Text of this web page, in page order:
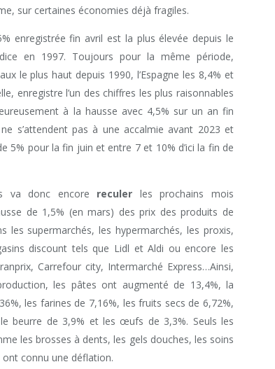
sur certaines économies déjà fragiles.
enregistrée fin avril est la plus élevée depuis le
en 1997. Toujours pour la même période,
le plus haut depuis 1990, l’Espagne les 8,4% et
enregistre l’un des chiffres les plus raisonnables
à la hausse avec 4,5% sur un an fin
s’attendent pas à une accalmie avant 2023 et
5% pour la fin juin et entre 7 et 10% d’ici la fin de
va donc encore reculer les prochains mois
de 1,5% (en mars) des prix des produits de
les supermarchés, les hypermarchés, les proxis,
discount tels que Lidl et Aldi ou encore les
Carrefour city, Intermarché Express…Ainsi,
les pâtes ont augmenté de 13,4%, la
les farines de 7,16%, les fruits secs de 6,72%,
beurre de 3,9% et les œufs de 3,3%. Seuls les
les brosses à dents, les gels douches, les soins
connu une déflation.